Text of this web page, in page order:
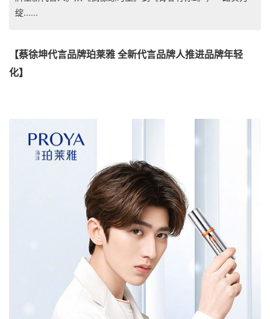
绽......
【蔡徐坤代言品牌珀莱雅 全新代言品牌人推进品牌年轻
化】